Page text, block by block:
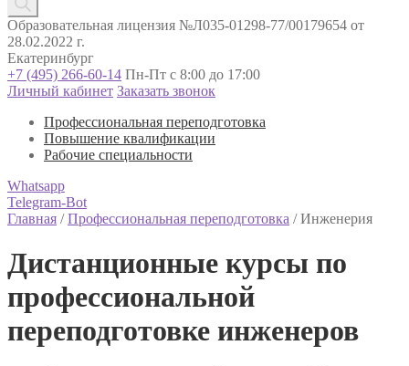
Образовательная лицензия №Л035-01298-77/00179654 от
28.02.2022 г.
Екатеринбург
+7 (495) 266-60-14 Пн-Пт с 8:00 до 17:00
Личный кабинет Заказать звонок
Профессиональная переподготовка
Повышение квалификации
Рабочие специальности
Whatsapp
Telegram-Bot
Главная /Профессиональная переподготовка /Инженерия
Дистанционные курсы по
профессиональной
переподготовке инженеров